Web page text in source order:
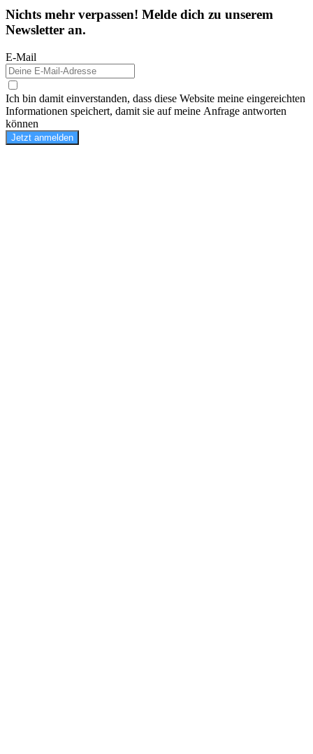
Nichts mehr verpassen! Melde dich zu unserem
Newsletter an.
E-Mail
Ich bin damit einverstanden, dass diese Website meine eingereichten
Informationen speichert, damit sie auf meine Anfrage antworten
können
Jetzt anmelden